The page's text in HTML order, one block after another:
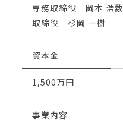
専務取締役 岡本 浩数
取締役 杉岡 一樹
資本金
1,500万円
事業内容